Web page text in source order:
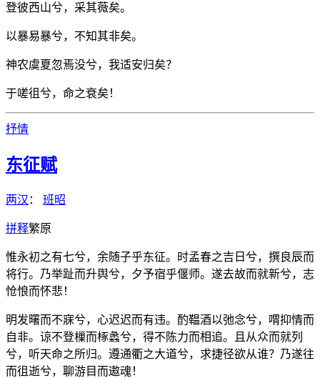
登彼西山兮，采其薇矣。
以暴易暴兮，不知其非矣。
神农虞夏忽焉没兮，我适安归矣？
于嗟徂兮，命之衰矣！
抒情
东征赋
两汉 ： 班昭
拼释繁原
惟永初之有七兮，余随子乎东征。时孟春之吉日兮，撰良辰而
将行。乃举趾而升舆兮，夕予宿乎偃师。遂去故而就新兮，志
怆悢而怀悲！
明发曙而不寐兮，心迟迟而有违。酌鞰酒以弛念兮，喟抑情而
自非。谅不登樔而椓蠡兮，得不陈力而相追。且从众而就列
兮，听天命之所归。遵通衢之大道兮，求捷径欲从谁？乃遂往
而徂逝兮，聊游目而遨魂！